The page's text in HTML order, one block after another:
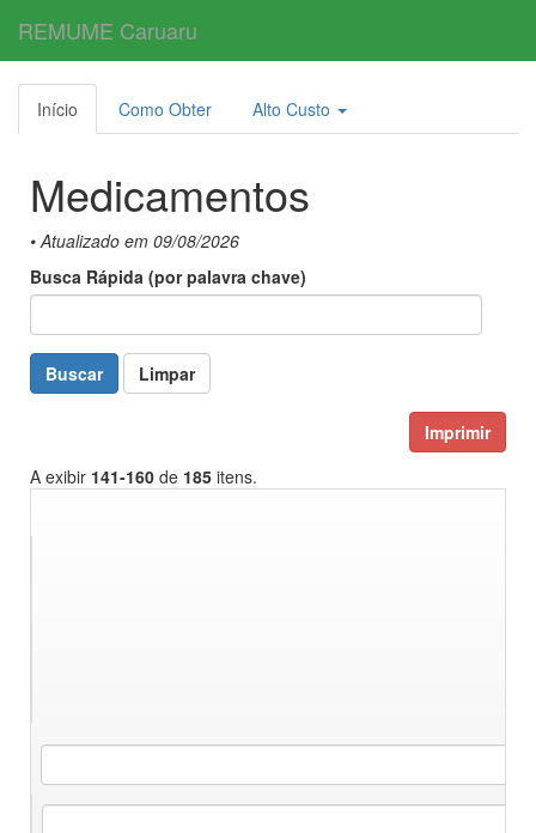
REMUME Caruaru
Início Como Obter Alto Custo
Medicamentos
• Atualizado em 09/08/2026
Busca Rápida (por palavra chave)
Buscar Limpar
Imprimir
A exibir 141-160 de 185 itens.